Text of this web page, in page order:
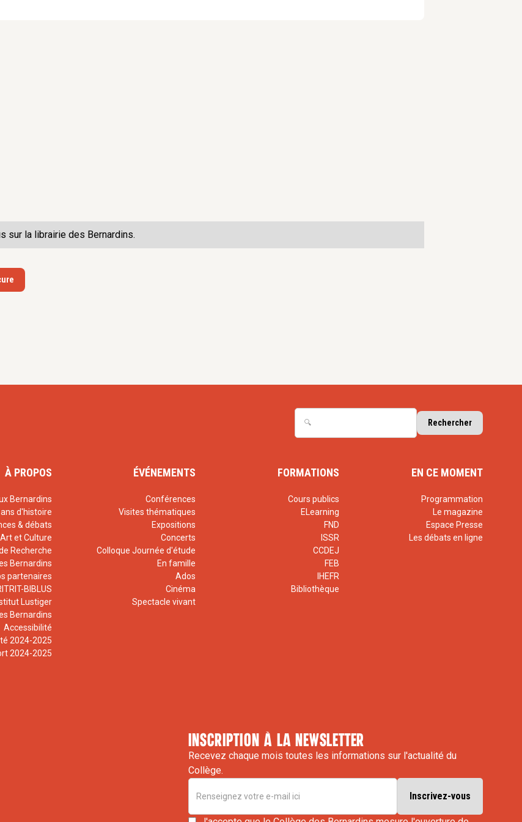
sur la librairie des Bernardins.
À PROPOS
Bernardins
d'histoire
& débats
Art et Culture
Recherche
Bernardins
partenaires
BIBLUS
Lustiger
Bernardins
Accessibilité
2024-2025
2024-2025
ÉVÉNEMENTS
Conférences
Visites thématiques
Expositions
Concerts
Colloque Journée d'étude
En famille
Ados
Cinéma
Spectacle vivant
FORMATIONS
Cours publics
ELearning
FND
ISSR
CCDEJ
FEB
IHEFR
Bibliothèque
EN CE MOMENT
Programmation
Le magazine
Espace Presse
Les débats en ligne
inscription à la newsletter
Recevez chaque mois toutes les informations sur l'actualité du
Collège.